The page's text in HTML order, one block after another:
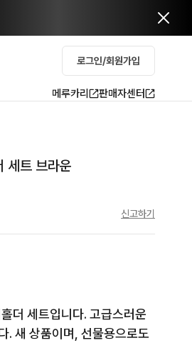
로그인/회원가입
메루카리 판매자센터
세트 브라운
신고하기
더 세트입니다. 고급스러운
. 새 상품이며, 선물용으로도